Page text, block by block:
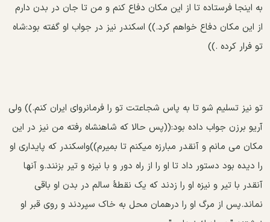
به اینجا فرستاده تا از این مکان دفاع کنم و من تا جان در بدن دارم
از این مکان دفاع خواهم کرد.)) اسکندر نیز در جواب او گفته بود:شاه
تو فرار کرده .))
تو نیز تسلیم شو تا به پاس شجاعتت تو را فرمانروای ایران کنم.)) ولی
آریو برزن جواب داده بود:((پس حالا که شاهنشاه رفته من نیز در این
مکان می مانم و آنقدر مبارزه میکنم تا بمیرم))واسکندر که پایداری او
را دیده بود دستور داد تا او را از راه دور و با نیزه و تیر بزنند.و آنها
آنقدر با تیر و نیزه او را زدند که یک نقطهٔ سالم در بدن او باقی
نماند.پس از مرگ او را درهمان محل به خاک سپردند و روی قبر او